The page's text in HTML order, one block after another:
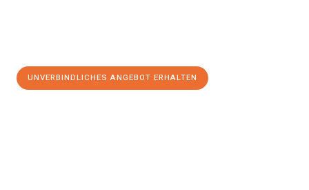
UNVERBINDLICHES ANGEBOT ERHALTEN